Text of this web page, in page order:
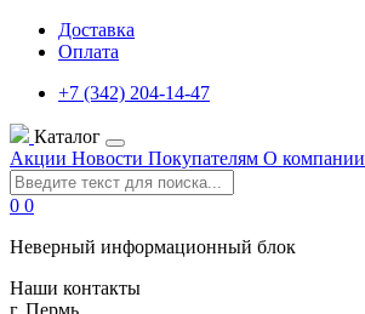
Доставка
Оплата
+7 (342) 204-14-47
Каталог
Акции Новости Покупателям О компании
0 0
Неверный информационный блок
Наши контакты
г. Пермь,